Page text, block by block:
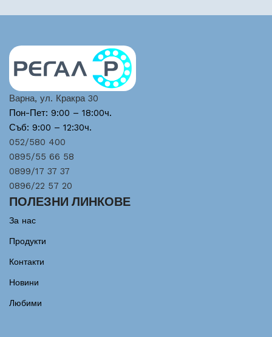
Варна, ул. Кракра 30
Пон-Пет: 9:00 – 18:00ч.
Съб: 9:00 – 12:30ч.
052/580 400
0895/55 66 58
0899/17 37 37
0896/22 57 20
ПОЛЕЗНИ ЛИНКОВЕ
За нас
Продукти
Контакти
Новини
Любими